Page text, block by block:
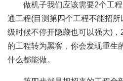
做机子我们应该需要2个工
通工程(目测第四个工程不能招
级时候不停开隐藏也可以强大)
的工程转为黑客，你会发现重生
什么都能做。